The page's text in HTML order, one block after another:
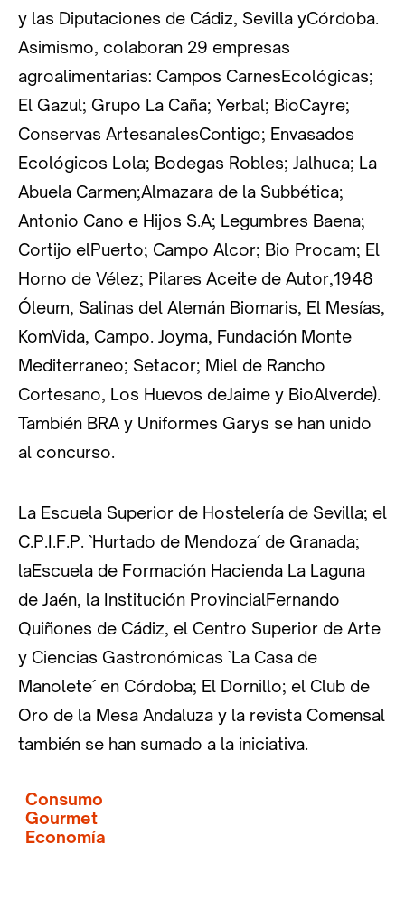
y las Diputaciones de Cádiz, Sevilla yCórdoba.
Asimismo, colaboran 29 empresas
agroalimentarias: Campos CarnesEcológicas;
El Gazul; Grupo La Caña; Yerbal; BioCayre;
Conservas ArtesanalesContigo; Envasados
Ecológicos Lola; Bodegas Robles; Jalhuca; La
Abuela Carmen;Almazara de la Subbética;
Antonio Cano e Hijos S.A; Legumbres Baena;
Cortijo elPuerto; Campo Alcor; Bio Procam; El
Horno de Vélez; Pilares Aceite de Autor,1948
Óleum, Salinas del Alemán Biomaris, El Mesías,
KomVida, Campo. Joyma, Fundación Monte
Mediterraneo; Setacor; Miel de Rancho
Cortesano, Los Huevos deJaime y BioAlverde).
También BRA y Uniformes Garys se han unido
al concurso.
La Escuela Superior de Hostelería de Sevilla; el
C.P.I.F.P. `Hurtado de Mendoza´ de Granada;
laEscuela de Formación Hacienda La Laguna
de Jaén, la Institución ProvincialFernando
Quiñones de Cádiz, el Centro Superior de Arte
y Ciencias Gastronómicas `La Casa de
Manolete´ en Córdoba; El Dornillo; el Club de
Oro de la Mesa Andaluza y la revista Comensal
también se han sumado a la iniciativa.
Consumo
Gourmet
Economía